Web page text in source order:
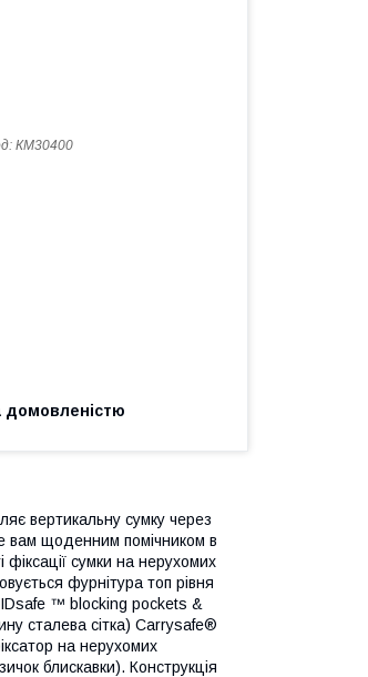
КМ30400
домовленістю
вертикальну сумку через
вам щоденним помічником в
сумки на нерухомих
фурнітура топ рівня
™ blocking pockets &
сталева сітка) Carrysafe®
на нерухомих
блискавки). Конструкція